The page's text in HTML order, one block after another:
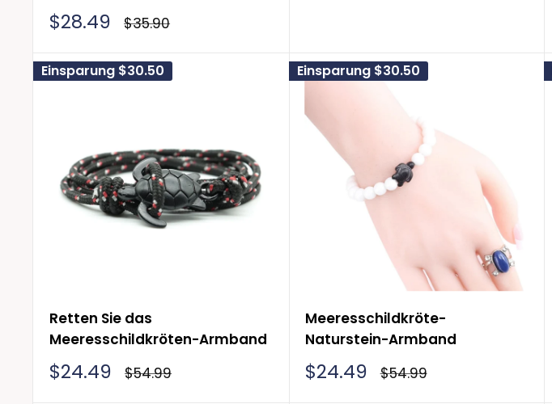
Sonderpreis
$28.49 Normalpreis
$35.90
Einsparung $30.50
Retten Sie das
Meeresschildkröten-Armband
Sonderpreis
$24.49 Normalpreis
$54.99
Einsparung $30.50
Meeresschildkröte-
Naturstein-Armband
Sonderpreis
$24.49 Normalpreis
$54.99